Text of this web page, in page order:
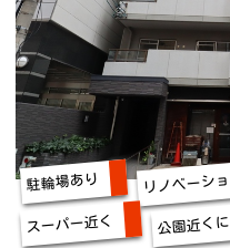
駐輪場あり リノベーシ
スーパー近く
公園近く
お問い合せ